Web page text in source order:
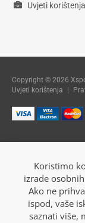
Uvjeti korištenja
Copyright © 2026
Uvjeti korištenja
Koristimo
izrade
Ako ne
ispod, vaše
saznati više,